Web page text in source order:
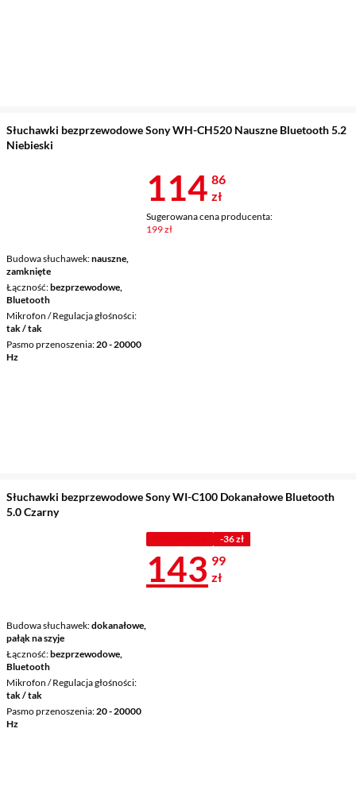
Słuchawki bezprzewodowe Sony WH-CH520 Nauszne Bluetooth 5.2
Niebieski
Budowa słuchawek nauszne,
zamknięte
Łączność bezprzewodowe,
Bluetooth
Mikrofon / Regulacja głośności
tak / tak
Pasmo przenoszenia 20 - 20000
Hz
Cena 114,86
114 86
zł
Sugerowana cena producenta:
199 zł
Słuchawki bezprzewodowe Sony WI-C100 Dokanałowe Bluetooth
5.0 Czarny
Budowa słuchawek dokanałowe,
pałąk na szyje
Łączność bezprzewodowe,
Bluetooth
Mikrofon / Regulacja głośności
tak / tak
Pasmo przenoszenia 20 - 20000
Hz
-36 zł
Cena 143,99
143 99
zł